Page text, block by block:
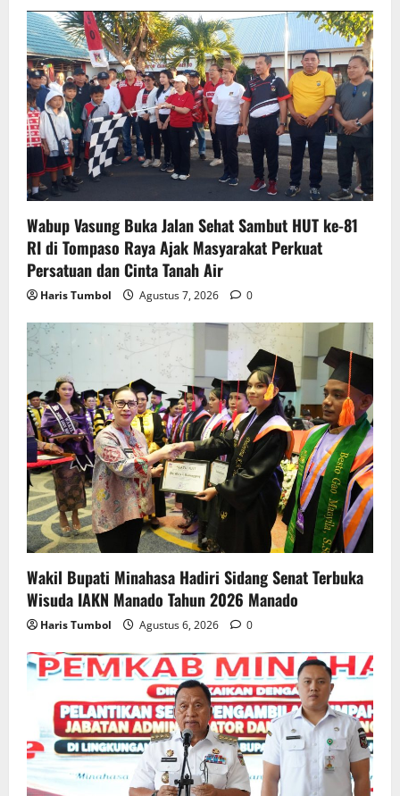
Wabup Vasung Buka Jalan Sehat Sambut HUT ke-81
RI di Tompaso Raya Ajak Masyarakat Perkuat
Persatuan dan Cinta Tanah Air
Haris Tumbol Agustus 7, 2026 0
Wakil Bupati Minahasa Hadiri Sidang Senat Terbuka
Wisuda IAKN Manado Tahun 2026 Manado
Haris Tumbol Agustus 6, 2026 0